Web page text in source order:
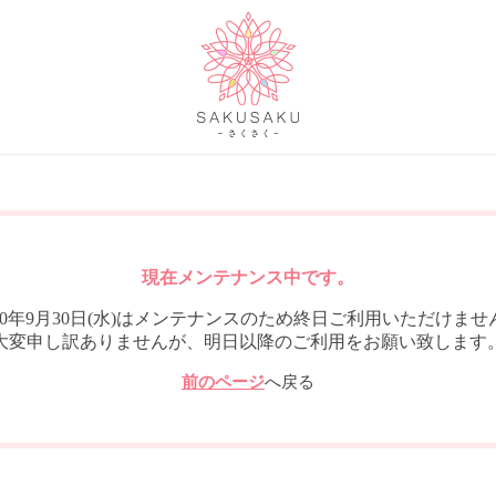
現在メンテナンス中です。
年9月30日(水)はメンテナンスのため終日ご利用いただけませ
変申し訳ありませんが、明日以降のご利用をお願い致します
前のページへ戻る